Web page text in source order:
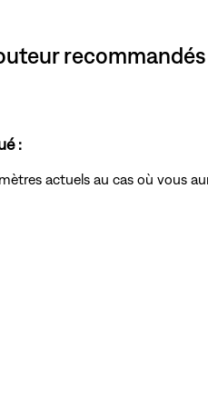
:
actuels au cas où vous